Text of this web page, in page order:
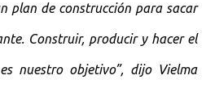
plan de construcción para sacar
Construir, producir y hacer el
nuestro objetivo”, dijo Vielma